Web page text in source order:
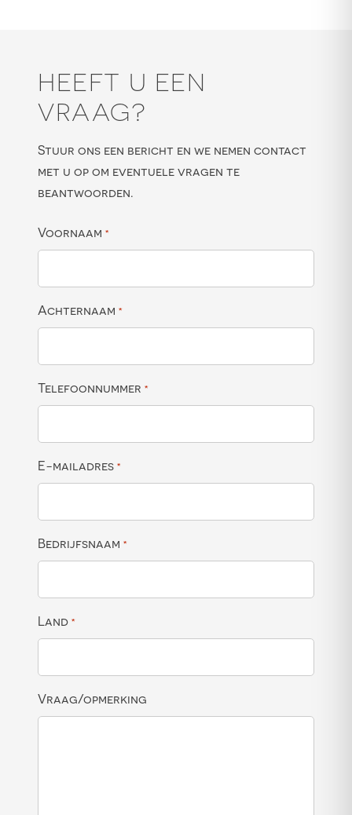
HEEFT U EEN
VRAAG?
Stuur ons een bericht en we nemen contact
met u op om eventuele vragen te
beantwoorden.
Voornaam *
Achternaam *
Telefoonnummer *
E-mailadres *
Bedrijfsnaam *
Land *
Vraag/opmerking